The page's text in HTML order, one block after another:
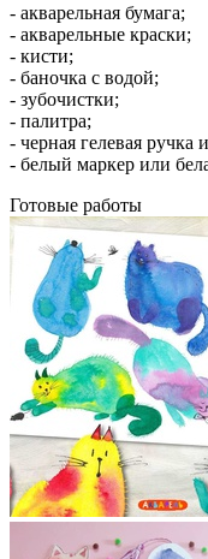
- акварельная бумага;
- акварельные краски;
- кисти;
- баночка с водой;
- зубочистки;
- палитра;
- черная гелевая ручка
- белый маркер или
Готовые работы